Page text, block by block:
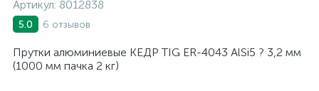
Артикул: 8012838
5.0 6 отзывов
Прутки алюминиевые КЕДР TIG ER-4043 AlSi5 ? 3,2 мм
(1000 мм пачка 2 кг)